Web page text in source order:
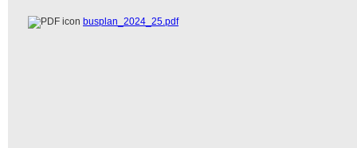
busplan_2024_25.pdf